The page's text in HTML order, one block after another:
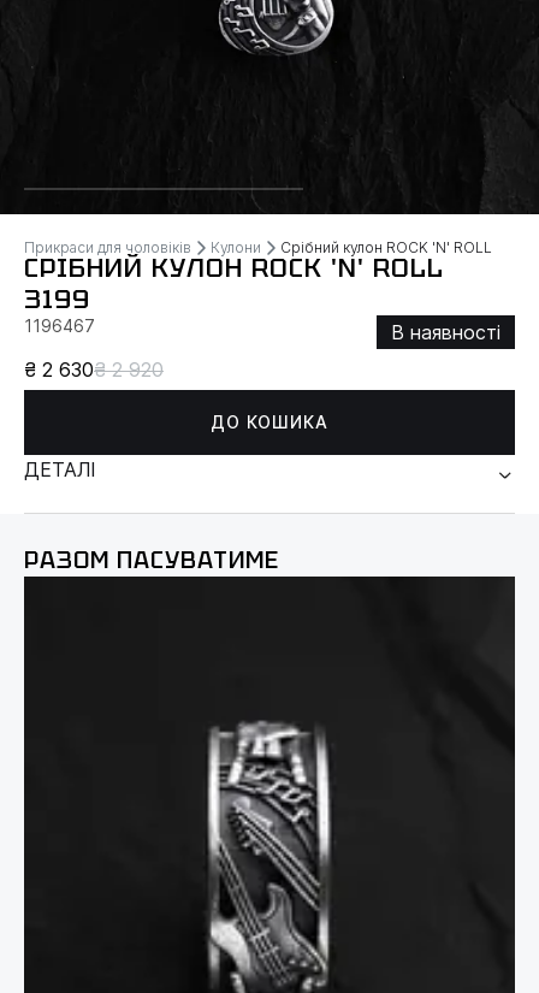
Прикраси для чоловіків Кулони Срібний кулон ROCK 'N' ROLL
СРІБНИЙ КУЛОН ROCK 'N' ROLL
3199
1196467
В наявності
₴ 2 630₴ 2 920
ДО КОШИКА
ДЕТАЛІ
РАЗОМ ПАСУВАТИМЕ